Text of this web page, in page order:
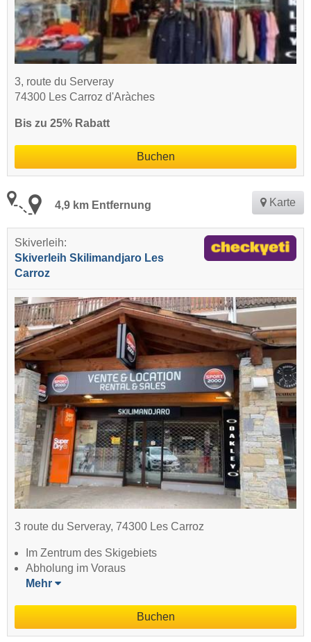
3, route du Serveray
74300 Les Carroz d'Aràches
Bis zu 25% Rabatt
Buchen
4,9 km Entfernung Karte
Skiverleih:
Skiverleih Skilimandjaro Les
Carroz
3 route du Serveray, 74300 Les Carroz
Im Zentrum des Skigebiets
Abholung im Voraus
Mehr
Buchen